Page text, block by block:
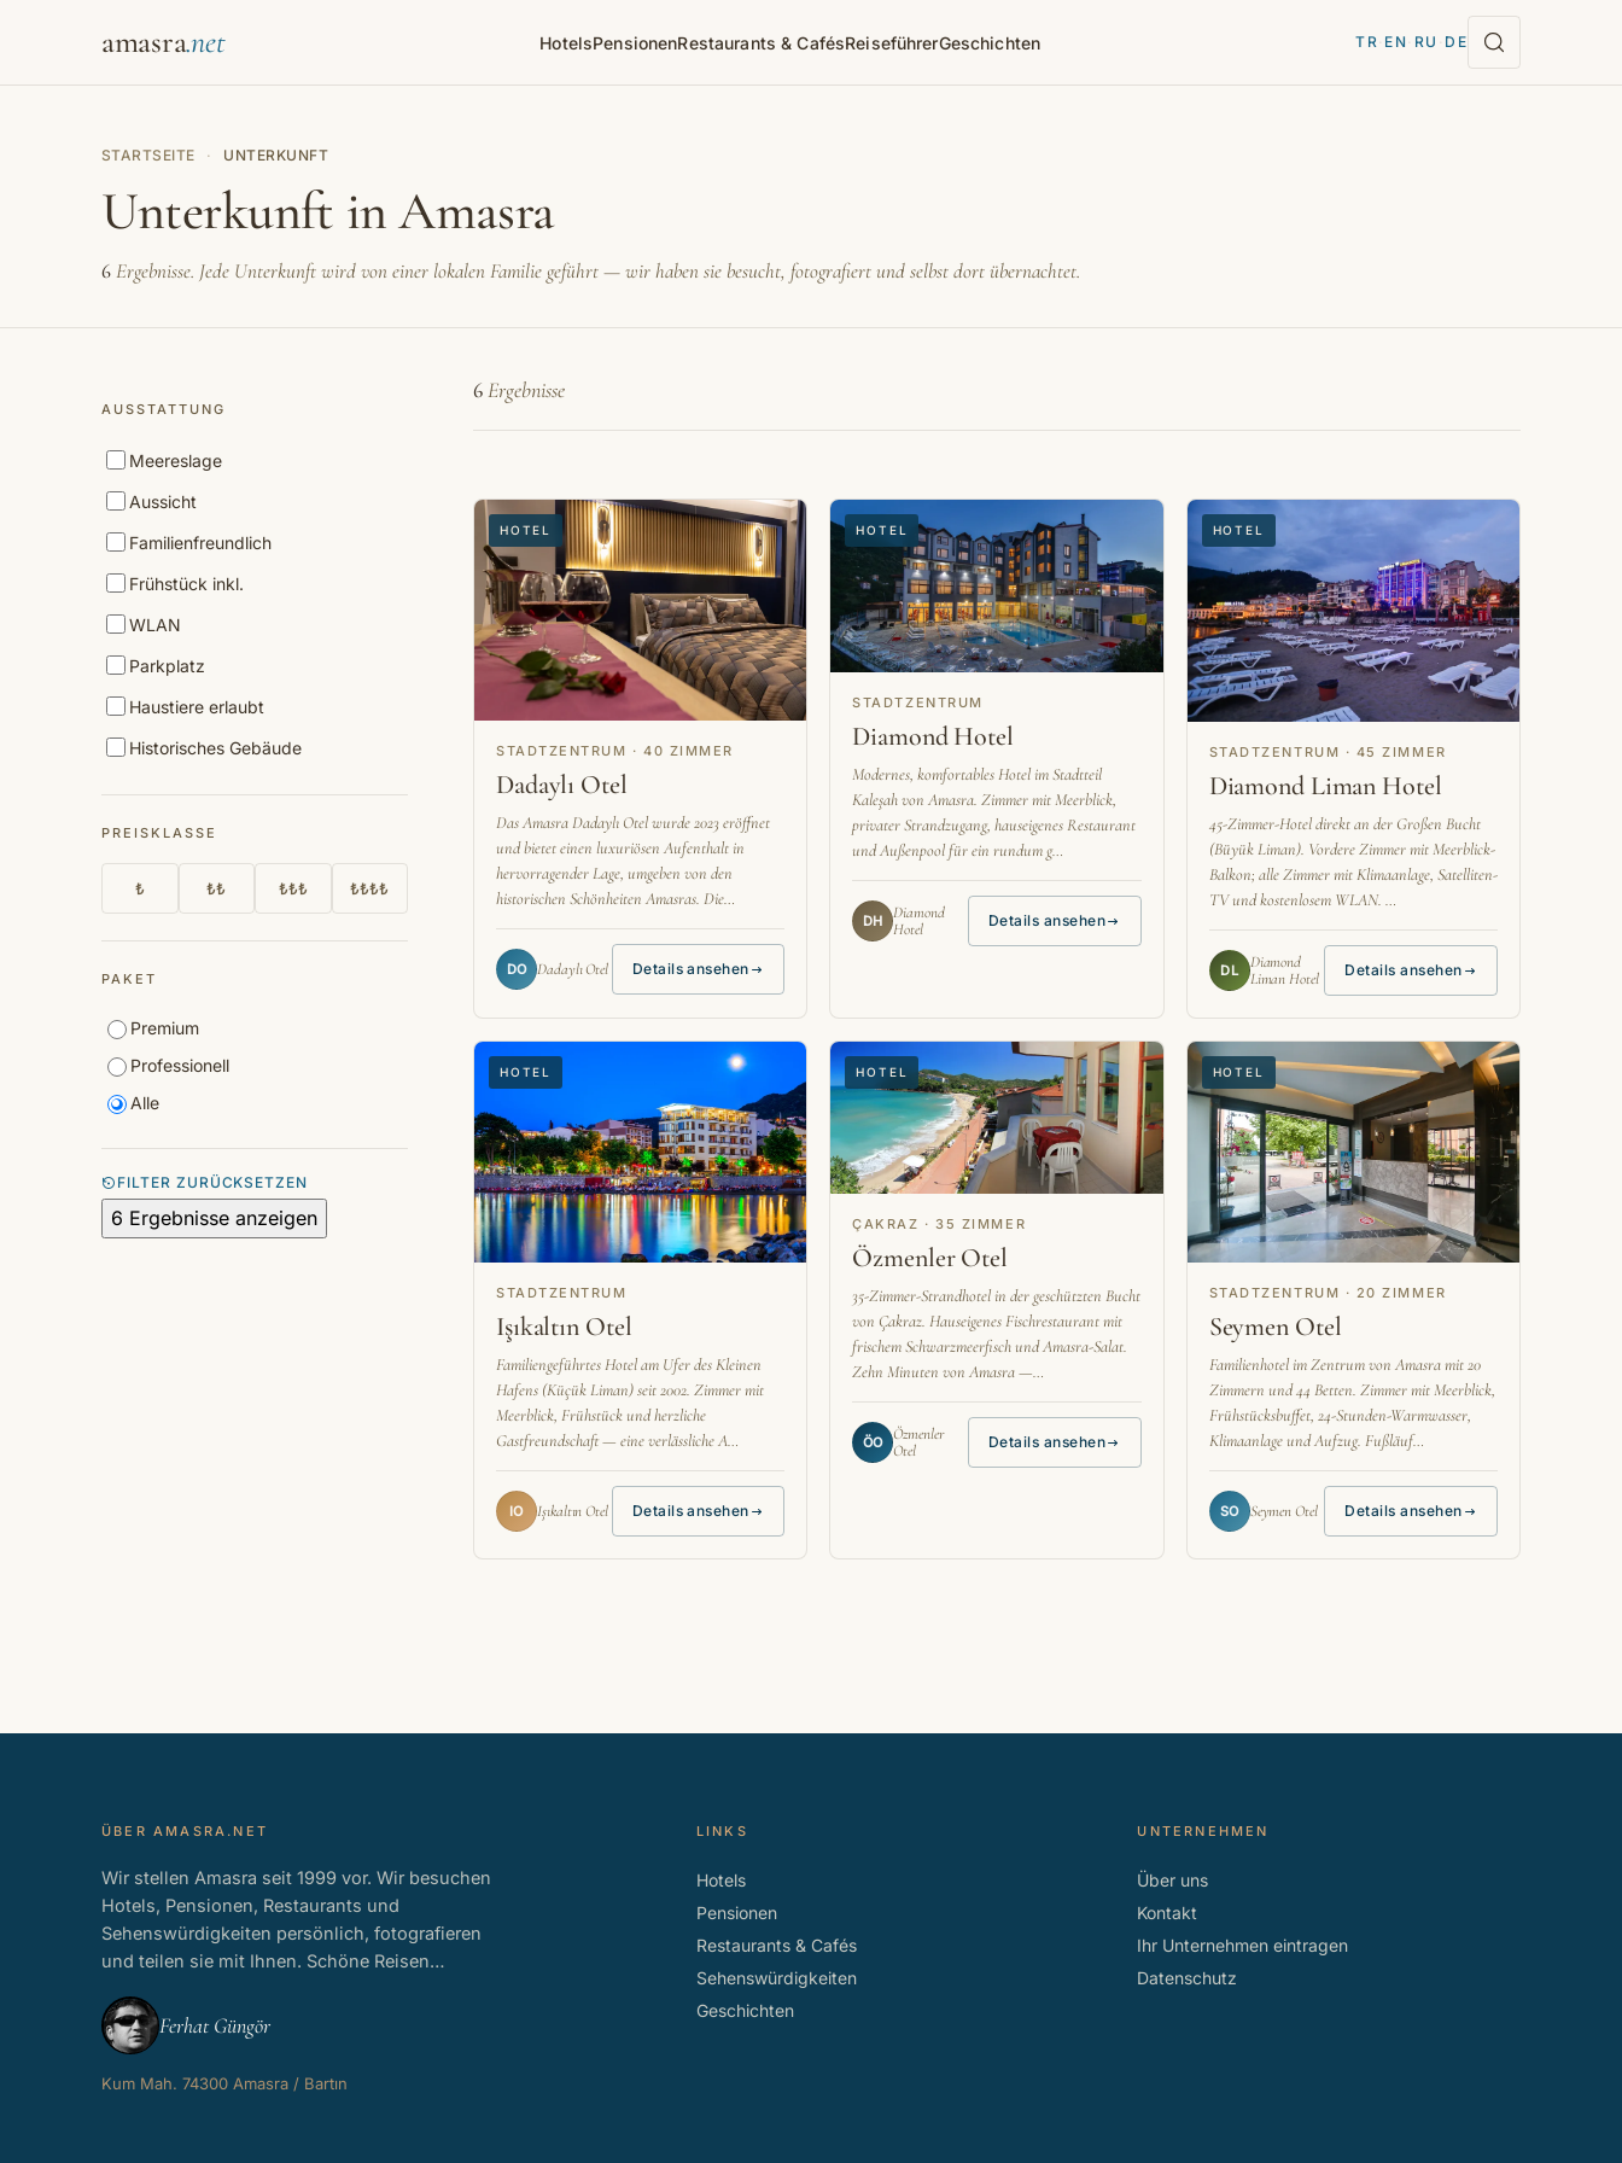
amasra HotelsPensionenRestaurants & CafésReiseführerGeschichten TR EN RU DE
STARTSEITE · UNTERKUNFT
Unterkunft in Amasra
6Ergebnisse. Jede Unterkunft wird von einer lokalen Familie geführt — wir haben sie besucht, fotografiert und selbst dort übernachtet.
AUSSTATTUNG
Meereslage
Aussicht
Familienfreundlich
Frühstück inkl.
WLAN
Parkplatz
Haustiere erlaubt
Historisches Gebäude
PREISKLASSE
₺ ₺₺ ₺₺₺ ₺₺₺₺
PAKET
Premium
Professionell
Alle
FILTER ZURÜCKSETZEN
6 Ergebnisse anzeigen
6Ergebnisse
HOTEL
STADTZENTRUM · 40 ZIMMER
Dadaylı Otel
Das Amasra Dadaylı Otel wurde 2023 eröffnet
und bietet einen luxuriösen Aufenthalt in
hervorragender Lage, umgeben von den
historischen Schönheiten Amasras. Die…
DO Dadaylı Otel Details ansehen
HOTEL
STADTZENTRUM
Diamond Hotel
Modernes, komfortables Hotel im Stadtteil
Kaleşah von Amasra. Zimmer mit Meerblick,
privater Strandzugang, hauseigenes Restaurant
und Außenpool für ein rundum g…
DH
Diamond
Hotel
Details ansehen
HOTEL
STADTZENTRUM · 45 ZIMMER
Diamond Liman Hotel
45-Zimmer-Hotel direkt an der Großen Bucht
(Büyük Liman). Vordere Zimmer mit Meerblick-
Balkon; alle Zimmer mit Klimaanlage, Satelliten-
TV und kostenlosem WLAN. …
DL
Diamond
Liman Hotel
Details ansehen
HOTEL
STADTZENTRUM
Işıkaltın Otel
Familiengeführtes Hotel am Ufer des Kleinen
Hafens (Küçük Liman) seit 2002. Zimmer mit
Meerblick, Frühstück und herzliche
Gastfreundschaft — eine verlässliche A…
IO Işıkaltın Otel Details ansehen
HOTEL
ÇAKRAZ · 35 ZIMMER
Özmenler Otel
35-Zimmer-Strandhotel in der geschützten Bucht
von Çakraz. Hauseigenes Fischrestaurant mit
frischem Schwarzmeerfisch und Amasra-Salat.
Zehn Minuten von Amasra —…
ÖO
Özmenler
Otel
Details ansehen
HOTEL
STADTZENTRUM · 20 ZIMMER
Seymen Otel
Familienhotel im Zentrum von Amasra mit 20
Zimmern und 44 Betten. Zimmer mit Meerblick,
Frühstücksbuffet, 24-Stunden-Warmwasser,
Klimaanlage und Aufzug. Fußläuf…
SO Seymen Otel Details ansehen
ÜBER AMASRA.NET
Wir stellen Amasra seit 1999 vor. Wir besuchen
Hotels, Pensionen, Restaurants und
Sehenswürdigkeiten persönlich, fotografieren
und teilen sie mit Ihnen. Schöne Reisen…
Ferhat Güngör
Kum Mah. 74300 Amasra / Bartın
LINKS
Hotels
Pensionen
Restaurants & Cafés
Sehenswürdigkeiten
Geschichten
UNTERNEHMEN
Über uns
Kontakt
Ihr Unternehmen eintragen
Datenschutz